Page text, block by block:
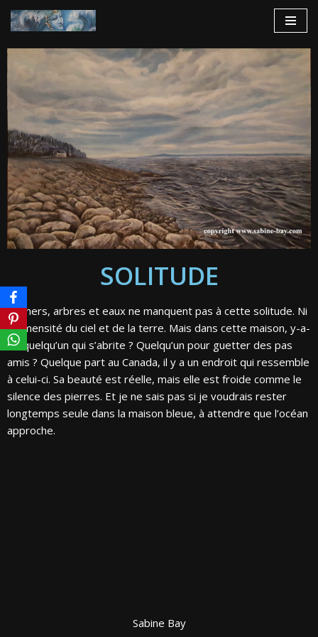
contenu
SOLITUDE
Rochers, arbres et eaux ne manquent pas à cette solitude. Ni
l’immensité du ciel et de la terre. Mais dans cette maison, y-a-
t-il quelqu’un qui s’abrite ? Quelqu’un pour guetter des pas
amis ? Quelque part au Canada, il y a un endroit qui ressemble
à celui-ci. Sa beauté est réelle, mais elle est froide comme le
silence des pierres. Et je ne sais pas si je voudrais rester
longtemps seule dans la maison bleue, à attendre que l’océan
approche.
Sabine Bay